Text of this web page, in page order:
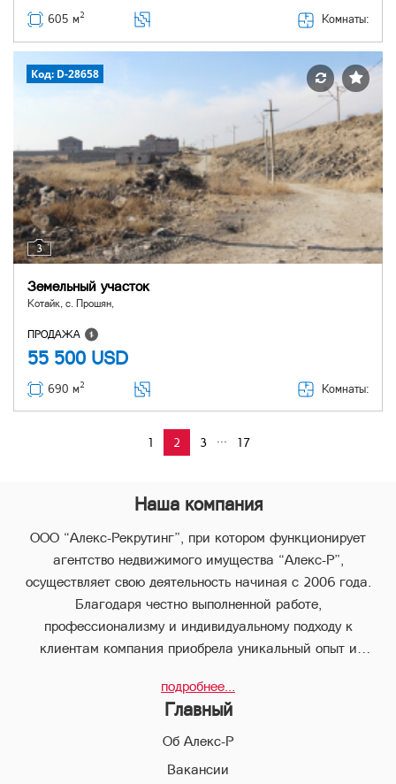
605 м2 Комнаты:
3
Код: D-28658
Земельный участок
Котайк, с. Прошян,
ПРОДАЖА
55 500 USD
690 м2 Комнаты:
1 2 3 ... 17
Наша компания
ООО “Алекс-Рекрутинг”, при котором функционирует
агентство недвижимого имущества “Алекс-Р”,
осуществляет свою деятельность начиная с 2006 года.
Благодаря честно выполненной работе,
профессионализму и индивидуальному подходу к
клиентам компания приобрела уникальный опыт и
В компании “Алекс-Р” предоставляется целый пакет
услуг, что позволяет клиенту с наименьшими потерями во
времени совершить любые виды сделок в сфере
подробнее...
Главный
Об Алекс-Р
Вакансии